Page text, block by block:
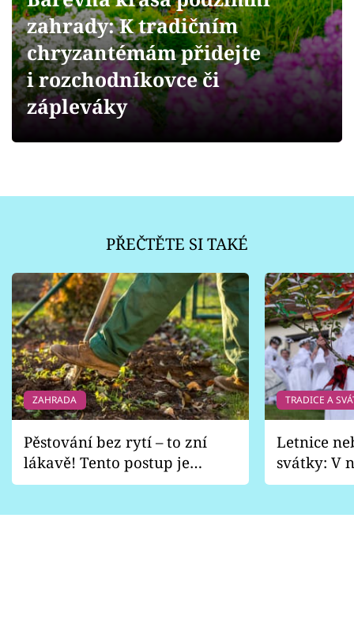
Přihlášení
Sledujte nás
zahrady: K tradičním
chryzantémám přidejte
i rozchodníkovce či
zápleváky
PŘEČTĚTE SI TAKÉ
ZAHRADA
Pěstování bez rytí – to zní
lákavě! Tento postup je
vhodný jen pro některé
TRADICE A
Letnice
svátky: V
pondělí